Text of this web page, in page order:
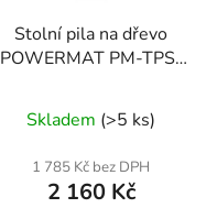
Stolní pila na dřevo
POWERMAT PM-TPS-
Skladem (>5 ks)
1 785 Kč bez DPH
2 160 Kč